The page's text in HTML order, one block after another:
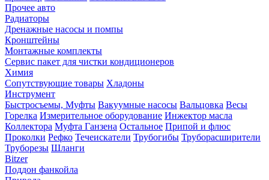
Прочее авто
Радиаторы
Дренажные насосы и помпы
Кронштейны
Монтажные комплекты
Сервис пакет для чистки кондиционеров
Химия
Сопутствующие товары Хладоны
Инструмент
Быстросъемы, Муфты Вакуумные насосы Вальцовка Весы
Горелка Измерительное оборудование Инжектор масла
Коллектора Муфта Ганзена Остальное Припой и флюс
Проколки Рефко Течеискатели Трубогибы Труборасширители
Труборезы Шланги
Bitzer
Поддон фанкойла